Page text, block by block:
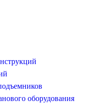
оборудования